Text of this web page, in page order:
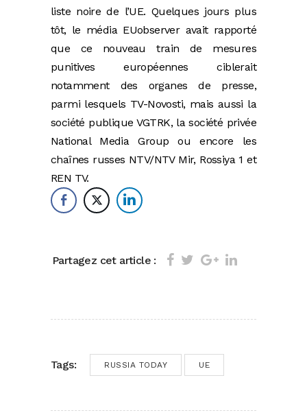
liste noire de l’UE. Quelques jours plus
tôt, le média EUobserver avait rapporté
que ce nouveau train de mesures
punitives européennes ciblerait
notamment des organes de presse,
parmi lesquels TV-Novosti, mais aussi la
société publique VGTRK, la société privée
National Media Group ou encore les
chaînes russes NTV/NTV Mir, Rossiya 1 et
REN TV.
Partagez cet article :
Tags: RUSSIA TODAY UE